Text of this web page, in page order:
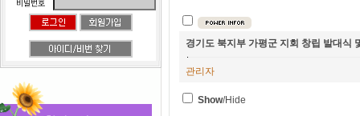
경기도 북지부 가평군 지회 창립 발대식
관리자
Show/Hide